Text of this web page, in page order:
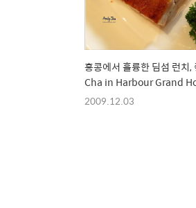
홍콩에서 훌륭한 딤섬 런치,
Cha in Harbour Grand
2009.12.03